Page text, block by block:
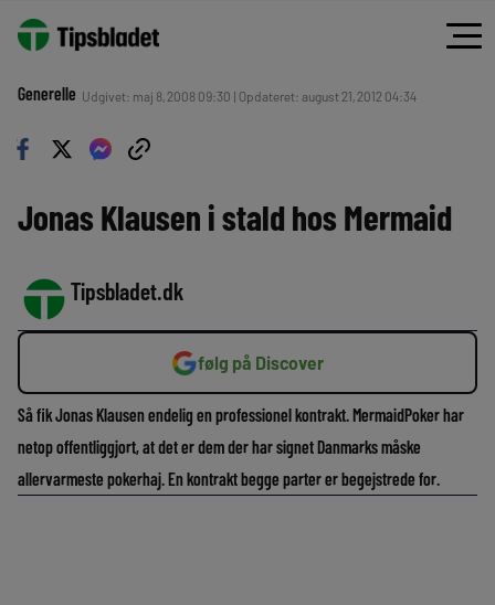
Generelle Udgivet: maj 8, 2008 09:30 | Opdateret: august 21, 2012 04:34
Jonas Klausen i stald hos Mermaid
Tipsbladet.dk
følg på Discover
Så fik Jonas Klausen endelig en professionel kontrakt. MermaidPoker har
netop offentliggjort, at det er dem der har signet Danmarks måske
allervarmeste pokerhaj. En kontrakt begge parter er begejstrede for.